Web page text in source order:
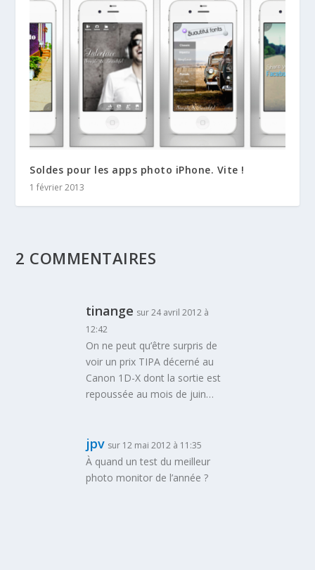
Soldes pour les apps photo iPhone. Vite !
1 février 2013
2 COMMENTAIRES
tinange sur 24 avril 2012 à
12:42
On ne peut qu’être surpris de
voir un prix TIPA décerné au
Canon 1D-X dont la sortie est
repoussée au mois de juin…
jpv sur 12 mai 2012 à 11:35
À quand un test du meilleur
photo monitor de l’année ?